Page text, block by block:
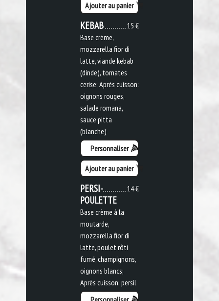
Ajouter au panier
15 €
KEBAB
Base crème,
mozzarella fior di
latte, viande kebab
(dinde), tomates
cerise; Après cuisson:
oignons rouges,
salade romana,
sauce pitta
(blanche)
Personnaliser
Ajouter au panier
14 €
PERSI-
POULETTE
Base crème à la
moutarde,
mozzarella fior di
latte, poulet rôti
fumé, champignons,
oignons blancs;
Après cuisson: persil